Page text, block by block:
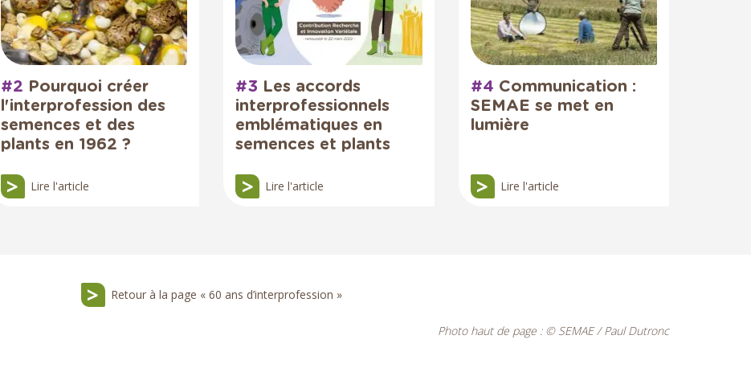
#2 Pourquoi créer
l'interprofession des
semences et des
plants en 1962 ?
Lire l'article
#3 Les accords
interprofessionnels
emblématiques en
semences et plants
Lire l'article
#4 Communication :
SEMAE se met en
lumière
Lire l'article
Retour à la page « 60 ans d’interprofession »
Photo haut de page : © SEMAE / Paul Dutronc